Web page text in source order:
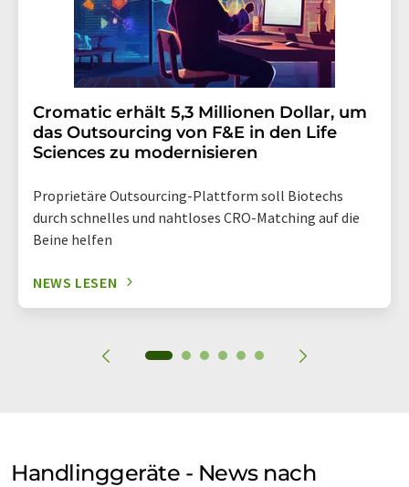
Cromatic erhält 5,3 Millionen Dollar, um
das Outsourcing von F&E in den Life
Sciences zu modernisieren
Proprietäre Outsourcing-Plattform soll Biotechs
durch schnelles und nahtloses CRO-Matching auf die
Beine helfen
NEWS LESEN
Handlinggeräte - News nach